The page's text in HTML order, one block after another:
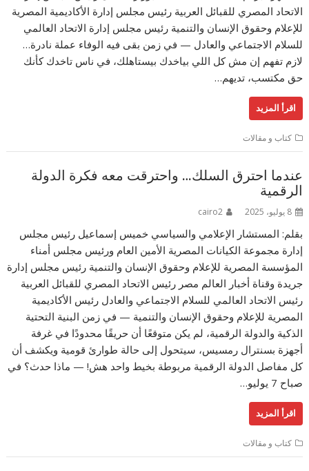
الاتحاد المصري للقبائل العربية رئيس مجلس إدارة الأكاديمية المصرية
للإعلام وحقوق الإنسان والتنمية رئيس مجلس إدارة الاتحاد العالمي
للسلام الاجتماعي والعادل — في زمن بقى فيه الوفاء عملة نادرة…
لازم تفهم إن مش كل اللي بياخدك بيستاهلك، في ناس تاخدك كأنك
حق مكتسب، تديهم…
اقرأ المزيد
كتاب و مقالات
عندما احترق السلك… واحترقت معه فكرة الدولة
الرقمية
8 يوليو، 2025 cairo2
بقلم: المستشار الإعلامي والسياسي خميس إسماعيل رئيس مجلس
إدارة مجموعة الكيانات المصرية الأمين العام ورئيس مجلس أمناء
المؤسسة المصرية للإعلام وحقوق الإنسان والتنمية رئيس مجلس إدارة
جريدة وقناة أخبار العالم مصر رئيس الاتحاد المصري للقبائل العربية
رئيس الاتحاد العالمي للسلام الاجتماعي والعادل رئيس الأكاديمية
المصرية للإعلام وحقوق الإنسان والتنمية — في زمن البنية التحتية
الذكية والدولة الرقمية، لم يكن متوقعًا أن حريقًا محدودًا في غرفة
أجهزة بسنترال رمسيس، سيتحول إلى حالة طوارئ قومية ويكشف أن
كل مفاصل الدولة الرقمية مربوطة بخيط واحد هش! — ماذا حدث؟ في
صباح 7 يوليو…
اقرأ المزيد
كتاب و مقالات